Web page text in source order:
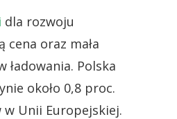
dla rozwoju
oraz mała
Polska
około 0,8 proc.
Unii Europejskiej.